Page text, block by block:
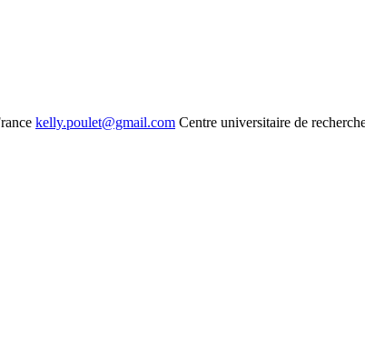
kelly.poulet@gmail.com Centre universitaire de